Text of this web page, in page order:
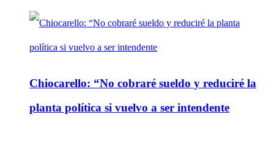
Chiocarello: “No cobraré sueldo y reduciré la
planta política si vuelvo a ser intendente